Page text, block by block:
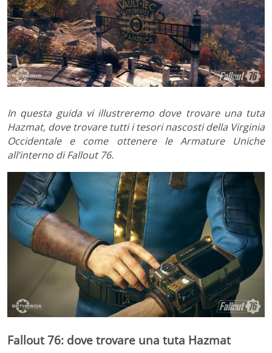
In questa guida vi illustreremo dove trovare una tuta
Hazmat, dove trovare tutti i tesori nascosti della Virginia
Occidentale e come ottenere le Armature Uniche
all’interno di Fallout 76.
Fallout 76: dove trovare una tuta Hazmat